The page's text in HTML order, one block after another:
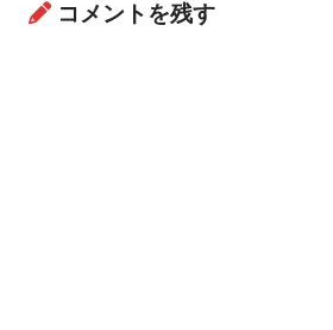
コメントを残す